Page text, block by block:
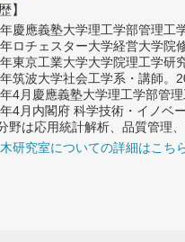
】
慶應義塾大学理工学部管理工
ロチェスター大学経営大学院
東京工業大学大学院理工学研
筑波大学社会工学系・講師。
4月慶應義塾大学理工学部管
4月内閣府 科学技術・イノベ
野は応用統計解析、品質管理、
研究室についての詳細はこち